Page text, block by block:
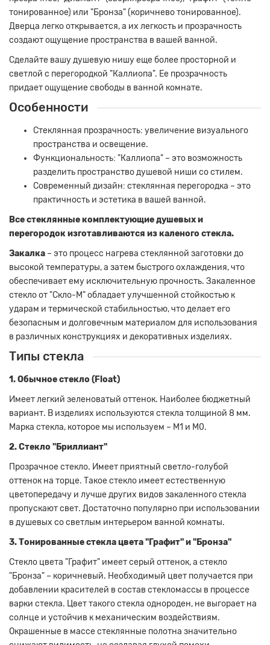
тонированное) или "Бронза" (коричнево тонированное).
Дверца легко открывается, а их легкость и прозрачность
создают ощущение пространства в вашей ванной.
Сделайте вашу душевую нишу еще более просторной и
светлой с перегородкой "Каллиопа". Ее прозрачность
придает ощущение свободы в ванной комнате.
Особенности
Стеклянная прозрачность: увеличение визуального
пространства и освещение.
Функциональность: "Каллиопа" – это возможность
разделить пространство душевой ниши со стилем.
Современный дизайн: стеклянная перегородка – это
практичность и эстетика в вашей ванной.
Все стеклянные комплектующие душевых и
перегородок изготавливаются из каленого стекла.
Закалка – это процесс нагрева стеклянной заготовки до
высокой температуры, а затем быстрого охлаждения, что
обеспечивает ему исключительную прочность. Закаленное
стекло от "Скло-М" обладает улучшенной стойкостью к
ударам и термической стабильностью, что делает его
безопасным и долговечным материалом для использования
в различных конструкциях и декоративных изделиях.
Типы стекла
1. Обычное стекло (Float)
Имеет легкий зеленоватый оттенок. Наиболее бюджетный
вариант. В изделиях используются стекла толщиной 8 мм.
Марка стекла, которое мы используем – М1 и М0.
2. Стекло "Бриллиант"
Прозрачное стекло. Имеет приятный светло-голубой
оттенок на торце. Такое стекло имеет естественную
цветопередачу и лучше других видов закаленного стекла
пропускают свет. Достаточно популярно при использовании
в душевых со светлым интерьером ванной комнаты.
3. Тонированные стекла цвета "Графит" и "Бронза"
Стекло цвета "Графит" имеет серый оттенок, а стекло
"Бронза" – коричневый. Необходимый цвет получается при
добавлении красителей в состав стекломассы в процессе
варки стекла. Цвет такого стекла однороден, не выгорает на
солнце и устойчив к механическим воздействиям.
Окрашенные в массе стеклянные полотна значительно